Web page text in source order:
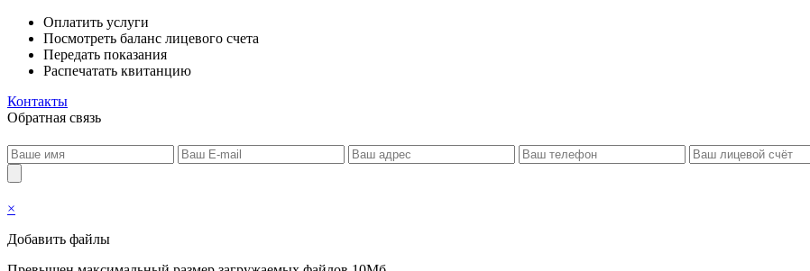
Оплатить услуги
Посмотреть баланс лицевого счета
Передать показания
Распечатать квитанцию
Контакты
Обратная связь
×
Добавить файлы